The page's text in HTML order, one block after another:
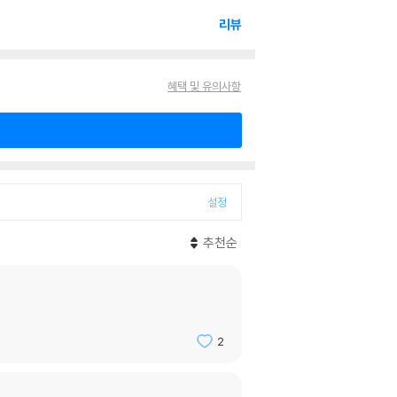
리뷰
혜택 및 유의사항
설정
추천순
2